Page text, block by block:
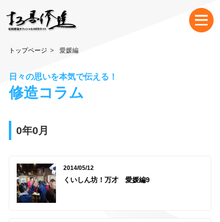
トップページ 愛媛編
日々の思いを本気で伝える！
修造コラム
0年0月
2014/05/12
くいしん坊！万才 愛媛編9